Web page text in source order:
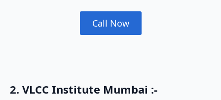
Call Now
2. VLCC Institute Mumbai :-